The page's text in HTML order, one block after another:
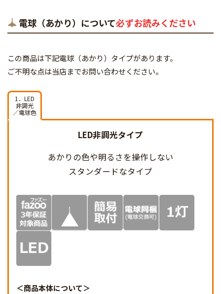
電球（あかり）について必ずお読みください
この商品は下記電球（あかり）タイプがあります。
ご不明な点は当店までお問い合わせください。
1．LED
非調光
／電球色
LED非調光タイプ
あかりの色や明るさを操作しない
スタンダードなタイプ
商品本体について